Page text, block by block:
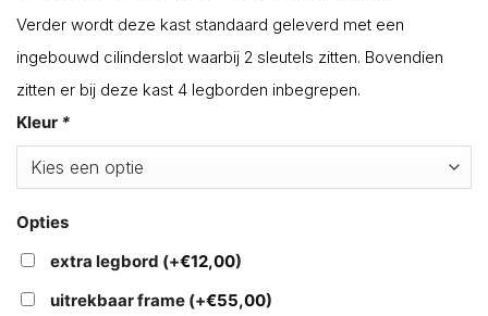
Verder wordt deze kast standaard geleverd met een
ingebouwd cilinderslot waarbij 2 sleutels zitten. Bovendien
zitten er bij deze kast 4 legborden inbegrepen.
Kleur *
Opties
extra legbord (+€12,00)
uitrekbaar frame (+€55,00)